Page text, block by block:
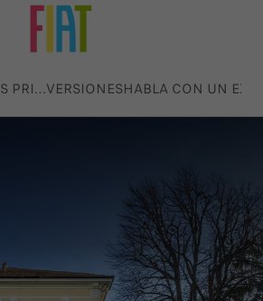
CARACTERÍSTICAS PRINCIPALESVERSIONES